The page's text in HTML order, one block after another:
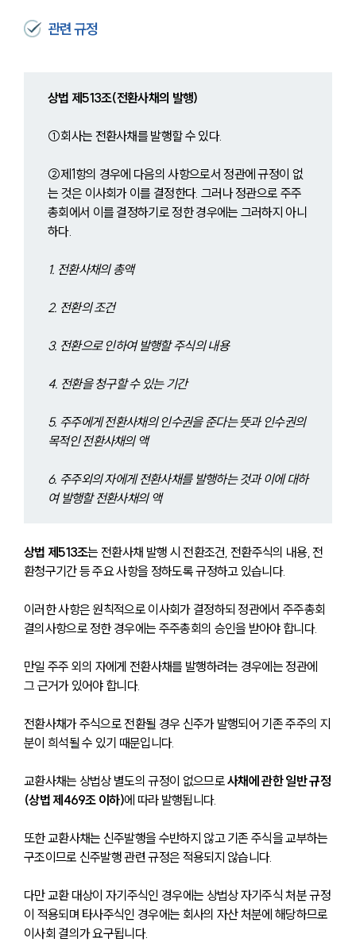
관련 규정
상법 제513조(전환사채의 발행)
①회사는 전환사채를 발행할 수 있다.
②제1항의 경우에 다음의 사항으로서 정관에 규정이 없
는 것은 이사회가 이를 결정한다. 그러나 정관으로 주주
총회에서 이를 결정하기로 정한 경우에는 그러하지 아니
하다.
1. 전환사채의 총액
2. 전환의 조건
3. 전환으로 인하여 발행할 주식의 내용
4. 전환을 청구할 수 있는 기간
5. 주주에게 전환사채의 인수권을 준다는 뜻과 인수권의
목적인 전환사채의 액
6. 주주외의 자에게 전환사채를 발행하는 것과 이에 대하
여 발행할 전환사채의 액
상법 제513조는 전환사채 발행 시 전환조건, 전환주식의 내용, 전
환청구기간 등 주요 사항을 정하도록 규정하고 있습니다.
이러한 사항은 원칙적으로 이사회가 결정하되 정관에서 주주총회
결의사항으로 정한 경우에는 주주총회의 승인을 받아야 합니다.
만일 주주 외의 자에게 전환사채를 발행하려는 경우에는 정관에
그 근거가 있어야 합니다.
전환사채가 주식으로 전환될 경우 신주가 발행되어 기존 주주의 지
분이 희석될 수 있기 때문입니다.
교환사채는 상법상 별도의 규정이 없으므로 사채에 관한 일반 규정
(상법 제469조 이하)에 따라 발행됩니다.
또한 교환사채는 신주발행을 수반하지 않고 기존 주식을 교부하는
구조이므로 신주발행 관련 규정은 적용되지 않습니다.
다만 교환 대상이 자기주식인 경우에는 상법상 자기주식 처분 규정
이 적용되며 타사주식인 경우에는 회사의 자산 처분에 해당하므로
이사회 결의가 요구됩니다.